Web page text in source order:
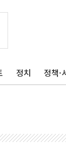
정치 정책·